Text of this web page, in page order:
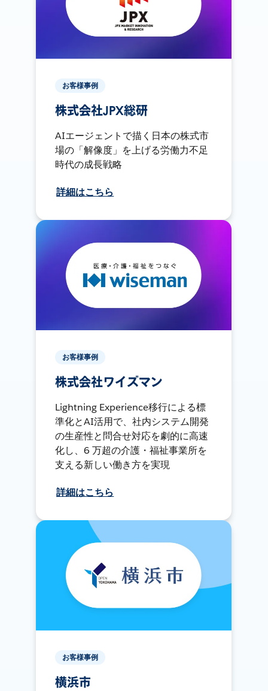
お客様事例
株式会社JPX総研
AIエージェントで描く日本の株式市
場の「解像度」を上げる労働力不足
時代の成長戦略
詳細はこちら
お客様事例
株式会社ワイズマン
Lightning Experience移行による標
準化とAI活用で、社内システム開発
の生産性と問合せ対応を劇的に高速
化し、6 万超の介護・福祉事業所を
支える新しい働き方を実現
詳細はこちら
お客様事例
横浜市